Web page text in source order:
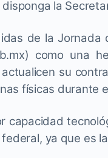
la
de la Jornada
como una
su
físicas durante
capacidad
ya que es